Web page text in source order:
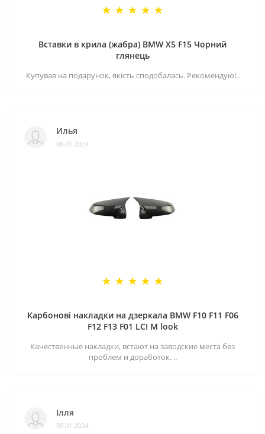
Вставки в крила (жабра) BMW X5 F15 Чорний
глянець
Купував на подарунок, якість сподобалась. Рекомендую!..
Илья
08.01.2024
Карбонові накладки на дзеркала BMW F10 F11 F06
F12 F13 F01 LCI M look
Качественные накладки, встают на заводские места без
проблем и доработок. ..
Ілля
05.01.2024